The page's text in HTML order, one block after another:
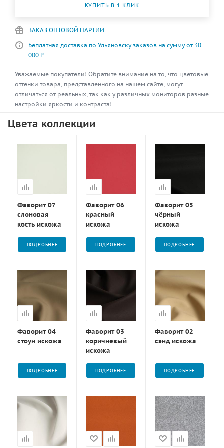
КУПИТЬ В 1 КЛИК
ЗАКАЗ ОПТОВОЙ ПАРТИИ
Беплатная доставка по Ульяновску заказов на сумму от 30
000 ₽
Уважаемые покупатели! Обратите внимание на то, что цветовые
оттенки товара, представленного на нашем сайте, могут
отличаться от реальных, так как у различных мониторов разные
настройки яркости и контраста!
Цвета коллекции
Фаворит 07
слоновая
кость искожа
ПОДРОБНЕЕ
Фаворит 06
красный
искожа
ПОДРОБНЕЕ
Фаворит 05
чёрный
искожа
ПОДРОБНЕЕ
Фаворит 04
стоун искожа
ПОДРОБНЕЕ
Фаворит 03
коричневый
искожа
ПОДРОБНЕЕ
Фаворит 02
сэнд искожа
ПОДРОБНЕЕ